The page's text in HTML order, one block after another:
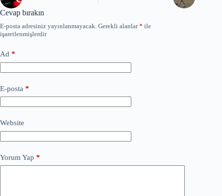
Cevap bırakın
E-posta adresiniz yayınlanmayacak. Gerekli alanlar* ile
işaretlenmişlerdir
Ad *
E-posta *
Website
Yorum Yap *